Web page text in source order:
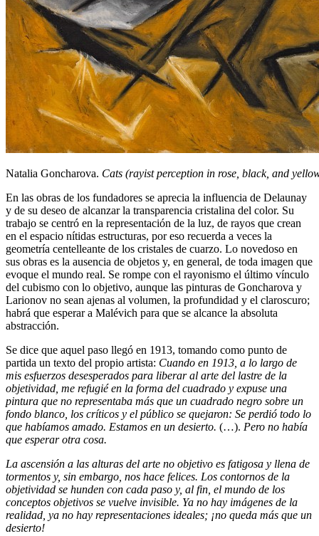
Natalia Goncharova. Cats (rayist perception in rose, black, and
En las obras de los fundadores se aprecia la influencia de Delaunay
y de su deseo de alcanzar la transparencia cristalina del color. Su
trabajo se centró en la representación de la luz, de rayos que crean
en el espacio nítidas estructuras, por eso recuerda a veces la
geometría centelleante de los cristales de cuarzo. Lo novedoso en
sus obras es la ausencia de objetos y, en general, de toda imagen que
evoque el mundo real. Se rompe con el rayonismo el último vínculo
del cubismo con lo objetivo, aunque las pinturas de Goncharova y
Larionov no sean ajenas al volumen, la profundidad y el claroscuro;
habrá que esperar a Malévich para que se alcance la absoluta
abstracción.
Se dice que aquel paso llegó en 1913, tomando como punto de
partida un texto del propio artista: Cuando en 1913, a lo largo de
mis esfuerzos desesperados para liberar al arte del lastre de la
objetividad, me refugié en la forma del cuadrado y expuse una
pintura que no representaba más que un cuadrado negro sobre un
fondo blanco, los críticos y el público se quejaron: Se perdió todo lo
que habíamos amado. Estamos en un desierto. (…). Pero no había
que esperar otra cosa.
La ascensión a las alturas del arte no objetivo es fatigosa y llena de
tormentos y, sin embargo, nos hace felices. Los contornos de la
objetividad se hunden con cada paso y, al fin, el mundo de los
conceptos objetivos se vuelve invisible. Ya no hay imágenes de la
realidad, ya no hay representaciones ideales; ¡no queda más que un
desierto!